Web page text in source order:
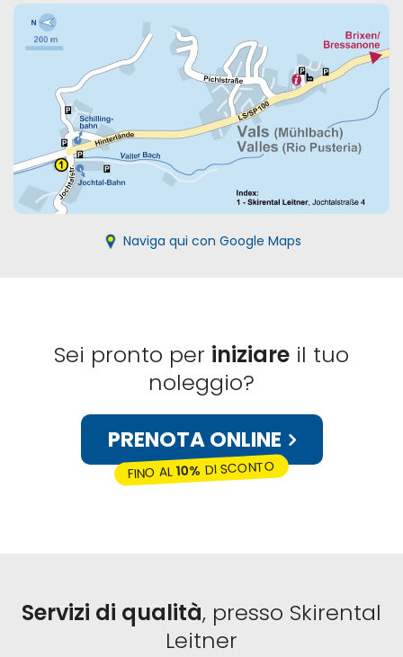
Naviga qui con Google Maps
Sei pronto per iniziare il tuo
noleggio?
PRENOTA ONLINE
FINO AL10% DI SCONTO
Servizi di qualità, presso Skirental
Leitner